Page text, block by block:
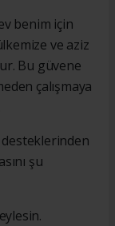
benim için
ve aziz
Bu güvene
çalışmaya
desteklerinden
şu